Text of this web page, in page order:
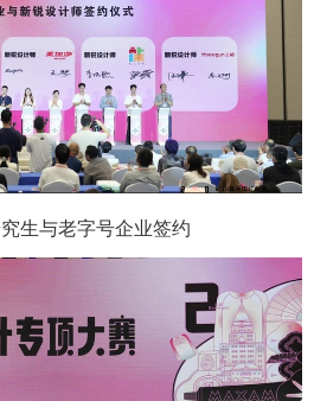
生与老字号企业签约